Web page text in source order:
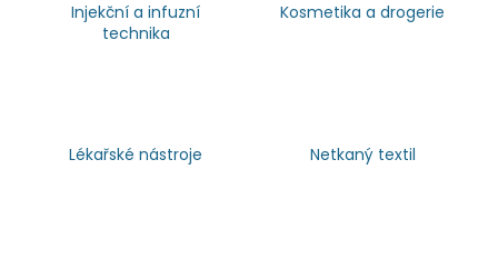
Injekční a infuzní
technika
Kosmetika a drogerie
Lékařské nástroje Netkaný textil